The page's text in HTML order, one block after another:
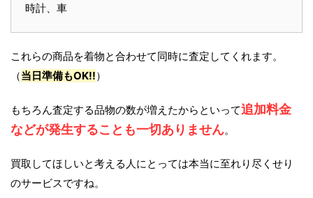
時計、車
これらの商品を着物と合わせて同時に査定してくれます。
（当日準備もOK!!）
もちろん査定する品物の数が増えたからといって追加料金
などが発生することも一切ありません。
買取してほしいと考える人にとっては本当に至れり尽くせり
のサービスですね。